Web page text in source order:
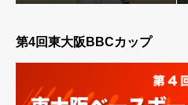
【初葵】ヤングフェアリーズOP
第4回東大阪BBCカップ